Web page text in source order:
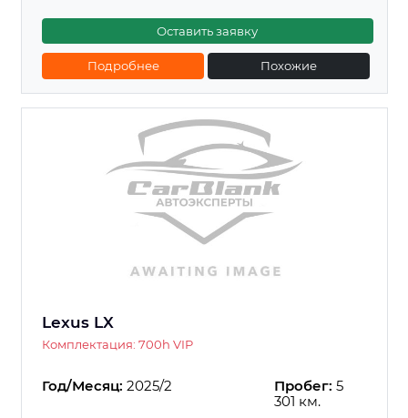
Оставить заявку
Подробнее Похожие
Lexus LX
Комплектация: 700h VIP
Год/Месяц: 2025/2 Пробег: 5
301 км.